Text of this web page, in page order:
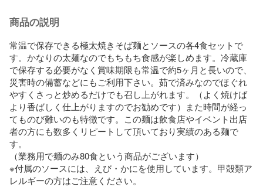
商品の説明
常温で保存できる極太焼きそば麺とソースの各4食セットで
す。かなりの太麺なのでもちもち食感が楽しめます。冷蔵庫
で保存する必要がなく賞味期限も常温で約5ヶ月と長いので、
災害時の備蓄などにもご利用下さい。茹で済みなのでほぐれ
やすくさっと炒めるだけでも召し上がれます。（よく焼けば
より香ばしく仕上がりますのでお勧めです）また時間が経っ
てものび難いのも特徴です。この麺は飲食店やイベント出店
者の方にも数多くリピートして頂いており実績のある麺で
す。
（業務用で麺のみ80食という商品がございます）
※付属のソースには、えび・かにを使用しています。甲殻類ア
レルギーの方はご注意ください。